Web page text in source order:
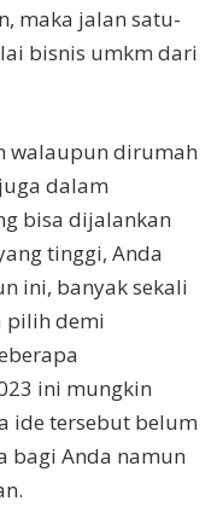
maka jalan satu-
bisnis umkm dari
walaupun dirumah
dalam
bisa dijalankan
tinggi, Anda
ini, banyak sekali
pilih demi
ini mungkin
ide tersebut belum
bagi Anda namun